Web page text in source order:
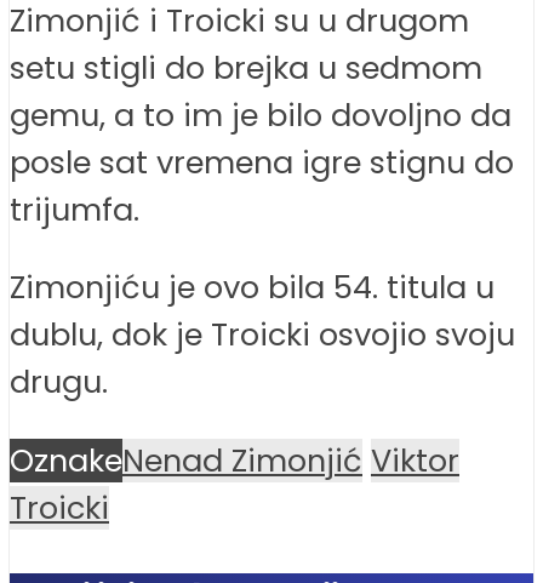
Zimonjić i Troicki su u drugom
setu stigli do brejka u sedmom
gemu, a to im je bilo dovoljno da
posle sat vremena igre stignu do
trijumfa.
Zimonjiću je ovo bila 54. titula u
dublu, dok je Troicki osvojio svoju
drugu.
OznakeNenad Zimonjić Viktor
Troicki